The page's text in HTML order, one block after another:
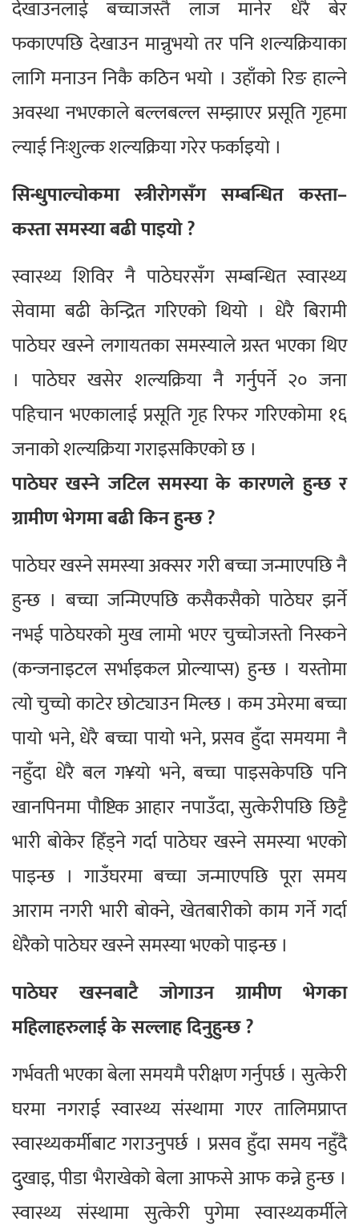
देखाउनलाई बच्चाजस्तै लाज मानेर धेरै बेर
फकाएपछि देखाउन मान्नुभयो तर पनि शल्यक्रियाका
लागि मनाउन निकै कठिन भयो । उहाँको रिङ हाल्ने
अवस्था नभएकाले बल्लबल्ल सम्झाएर प्रसूति गृहमा
ल्याई निःशुल्क शल्यक्रिया गरेर फर्काइयो ।
सिन्धुपाल्चोकमा स्त्रीरोगसँग सम्बन्धित कस्ता–
कस्ता समस्या बढी पाइयो ?
स्वास्थ्य शिविर नै पाठेघरसँग सम्बन्धित स्वास्थ्य
सेवामा बढी केन्द्रित गरिएको थियो । धेरै बिरामी
पाठेघर खस्ने लगायतका समस्याले ग्रस्त भएका थिए
। पाठेघर खसेर शल्यक्रिया नै गर्नुपर्ने २० जना
पहिचान भएकालाई प्रसूति गृह रिफर गरिएकोमा १६
जनाको शल्यक्रिया गराइसकिएको छ ।
पाठेघर खस्ने जटिल समस्या के कारणले हुन्छ र
ग्रामीण भेगमा बढी किन हुन्छ ?
पाठेघर खस्ने समस्या अक्सर गरी बच्चा जन्माएपछि नै
हुन्छ । बच्चा जन्मिएपछि कसैकसैको पाठेघर झर्ने
नभई पाठेघरको मुख लामो भएर चुच्चोजस्तो निस्कने
(कन्जनाइटल सर्भाइकल प्रोल्याप्स) हुन्छ । यस्तोमा
त्यो चुच्चो काटेर छोट्याउन मिल्छ । कम उमेरमा बच्चा
पायो भने, धेरै बच्चा पायो भने, प्रसव हुँदा समयमा नै
नहुँदा धेरै बल ग¥यो भने, बच्चा पाइसकेपछि पनि
खानपिनमा पौष्टिक आहार नपाउँदा, सुत्केरीपछि छिट्टै
भारी बोकेर हिँड्ने गर्दा पाठेघर खस्ने समस्या भएको
पाइन्छ । गाउँघरमा बच्चा जन्माएपछि पूरा समय
आराम नगरी भारी बोक्ने, खेतबारीको काम गर्ने गर्दा
धेरैको पाठेघर खस्ने समस्या भएको पाइन्छ ।
पाठेघर खस्नबाटै जोगाउन ग्रामीण भेगका
महिलाहरुलाई के सल्लाह दिनुहुन्छ ?
गर्भवती भएका बेला समयमै परीक्षण गर्नुपर्छ । सुत्केरी
घरमा नगराई स्वास्थ्य संस्थामा गएर तालिमप्राप्त
स्वास्थ्यकर्मीबाट गराउनुपर्छ । प्रसव हुँदा समय नहुँदै
दुुखाइ, पीडा भैराखेको बेला आफसे आफ कन्ने हुन्छ ।
स्वास्थ्य संस्थामा सुत्केरी पुगेमा स्वास्थ्यकर्मीले